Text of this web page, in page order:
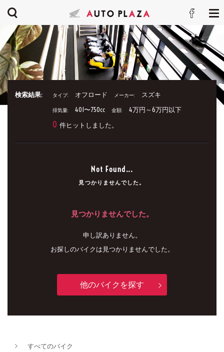
検索結果: タイプ: オフロード メーカー: スズキ
排気量: 401〜750cc 金額: 4万円～6万円以下
0 件ヒットしました。
Not Found...
見つかりませんでした。
見つかりませんでした。
申し訳ありません。
お探しのバイクは見つかりませんでした。
他のバイクを探す
すべてのバイク